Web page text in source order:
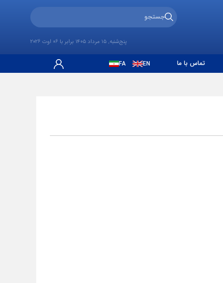
پنج‌شنبه, 15 مرداد 1405 برابر با 06 اوت 2026
تماس با ما EN
FA